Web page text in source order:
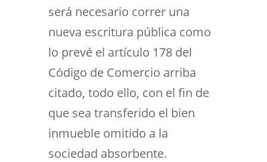
será necesario correr una
nueva escritura pública como
lo prevé el artículo 178 del
Código de Comercio arriba
citado, todo ello, con el fin de
que sea transferido el bien
inmueble omitido a la
sociedad absorbente.